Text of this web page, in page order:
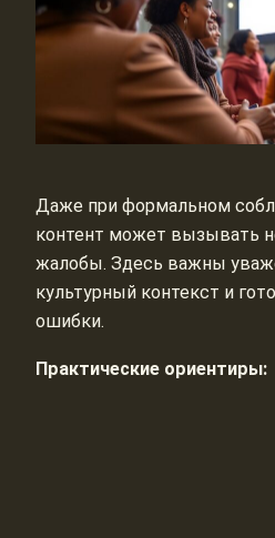
Даже при формальном
контент может вызывать
жалобы. Здесь важны
культурный контекст и
ошибки.
Практические ориентиры: